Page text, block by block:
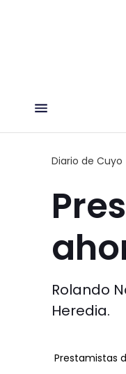
Diario de Cuyo
Rolando
Heredia.
Prestamistas